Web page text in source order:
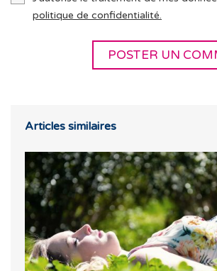
politique de confidentialité.
Articles similaires